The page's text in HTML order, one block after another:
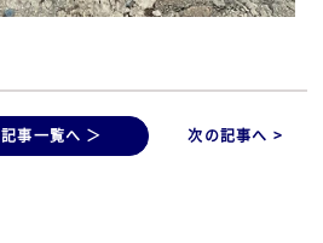
記事一覧へ ＞ 次の記事へ >